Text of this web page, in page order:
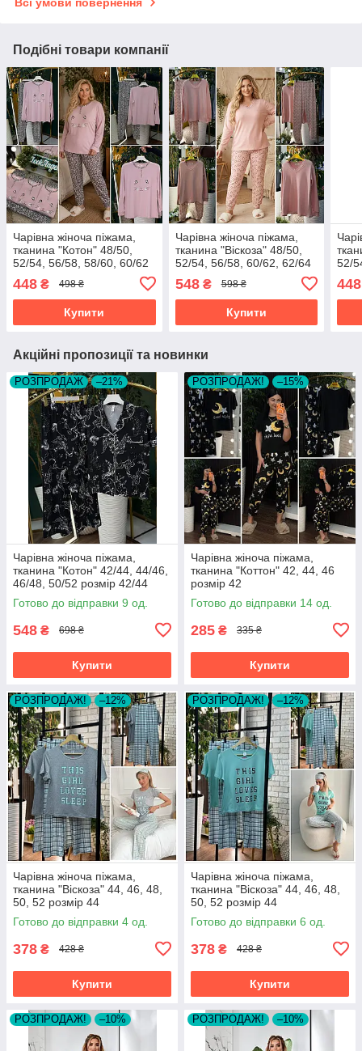
Всі умови повернення
Подібні товари компанії
Чарівна жіноча піжама,
тканина "Котон" 48/50,
52/54, 56/58, 58/60, 60/62
448 ₴ 498 ₴
Купити
Чарівна жіноча піжама,
тканина "Віскоза" 48/50,
52/54, 56/58, 60/62, 62/64
548₴ 598 ₴
Купити
52/
448
Акційні пропозиції та новинки
РОЗПРОДАЖ –21%
Чарівна жіноча піжама,
тканина "Котон" 42/44, 44/46,
46/48, 50/52 розмір 42/44
Готово до відправки 9 од.
548 ₴ 698 ₴
Купити
РОЗПРОДАЖ! –15%
Чарівна жіноча піжама,
тканина "Коттон" 42, 44, 46
розмір 42
Готово до відправки 14 од.
285 ₴ 335 ₴
Купити
РОЗПРОДАЖ! –12%
Чарівна жіноча піжама,
тканина "Віскоза" 44, 46, 48,
50, 52 розмір 44
Готово до відправки 4 од.
378 ₴ 428 ₴
Купити
РОЗПРОДАЖ! –12%
Чарівна жіноча піжама,
тканина "Віскоза" 44, 46, 48,
50, 52 розмір 44
Готово до відправки 6 од.
378 ₴ 428 ₴
Купити
РОЗПРОДАЖ! –10% РОЗПРОДАЖ! –10%